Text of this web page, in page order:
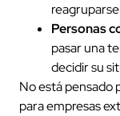
Personas
pasar una
decidir su
No está pensado
para empresas